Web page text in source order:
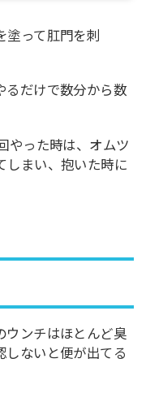
塗って肛門を刺
るだけで数分から数
やった時は、オムツ
しまい、抱いた時に
ウンチはほとんど臭
しないと便が出てる